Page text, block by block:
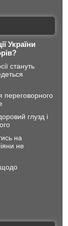
України
стануть
переговорного
глузд і
на
не
щодо